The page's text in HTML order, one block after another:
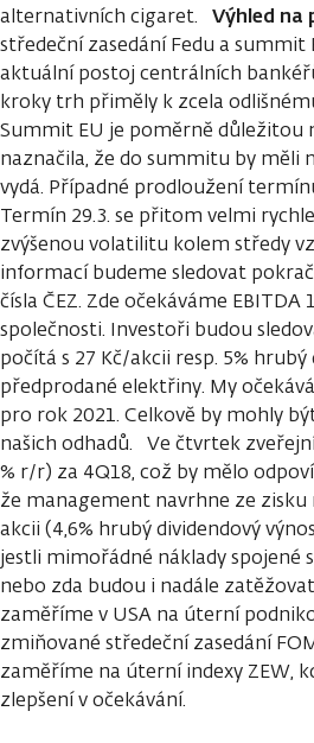
alternativních cigaret. Výhled na
středeční zasedání Fedu a
aktuální postoj centrálních
kroky trh přiměly k zcela
Summit EU je poměrně
naznačila, že do summitu by měli
vydá. Případné prodloužení
Termín 29.3. se přitom velmi
zvýšenou volatilitu kolem středy
informací budeme sledovat
čísla ČEZ. Zde očekáváme
společnosti. Investoři budou
počítá s 27 Kč/akcii resp. 5%
předprodané elektřiny. My
pro rok 2021. Celkově by mohly
našich odhadů. Ve čtvrtek
% r/r) za 4Q18, což by mělo
že management navrhne ze zisku
akcii (4,6% hrubý dividendový
jestli mimořádné náklady
nebo zda budou i nadále
zaměříme v USA na úterní
zmiňované středeční zasedání
zaměříme na úterní indexy ZEW,
zlepšení v očekávání.